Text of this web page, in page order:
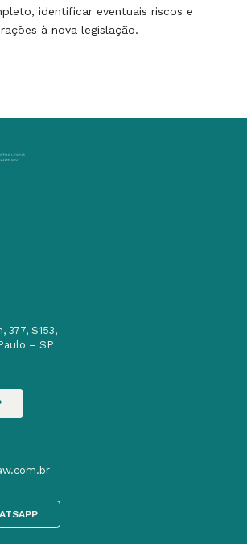
identificar eventuais riscos e
à nova legislação.
377, S153,
– SP